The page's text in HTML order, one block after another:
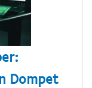
Dompet